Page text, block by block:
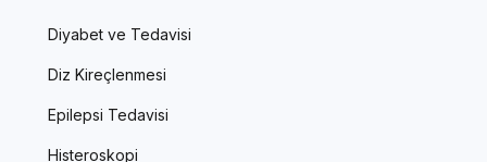
Diyabet ve Tedavisi
Diz Kireçlenmesi
Epilepsi Tedavisi
Histeroskopi